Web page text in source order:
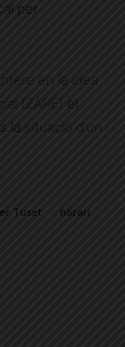
per
en la idea
(ZARE) el
la situació d’un
Tuset
horari